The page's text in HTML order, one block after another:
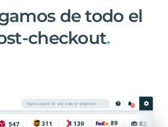
de todo el
checkout.